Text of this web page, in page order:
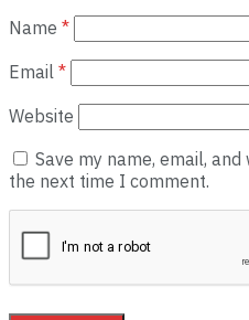
Name *
Email *
Website
Save my name, email,
the next time I comment.